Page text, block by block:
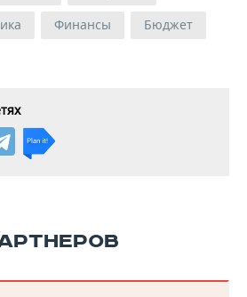
Финансы
Бюджет